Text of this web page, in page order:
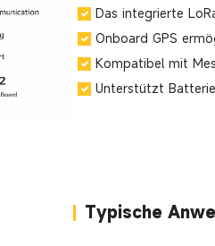
Das integrierte
Onboard GPS
Kompatibel mit
Unterstützt
Typische